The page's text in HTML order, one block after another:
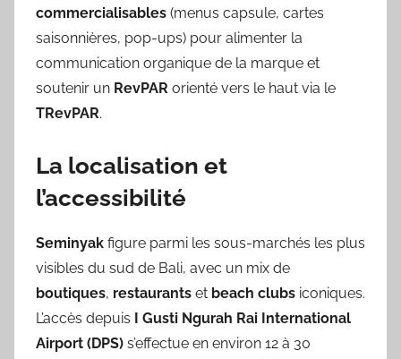
commercialisables (menus capsule, cartes
saisonnières, pop-ups) pour alimenter la
communication organique de la marque et
soutenir un RevPAR orienté vers le haut via le
TRevPAR.
La localisation et
l’accessibilité
Seminyak figure parmi les sous-marchés les plus
visibles du sud de Bali, avec un mix de
boutiques, restaurants et beach clubs iconiques.
L’accès depuis
I Gusti Ngurah Rai International
Airport (DPS) s’effectue en environ 12 à 30